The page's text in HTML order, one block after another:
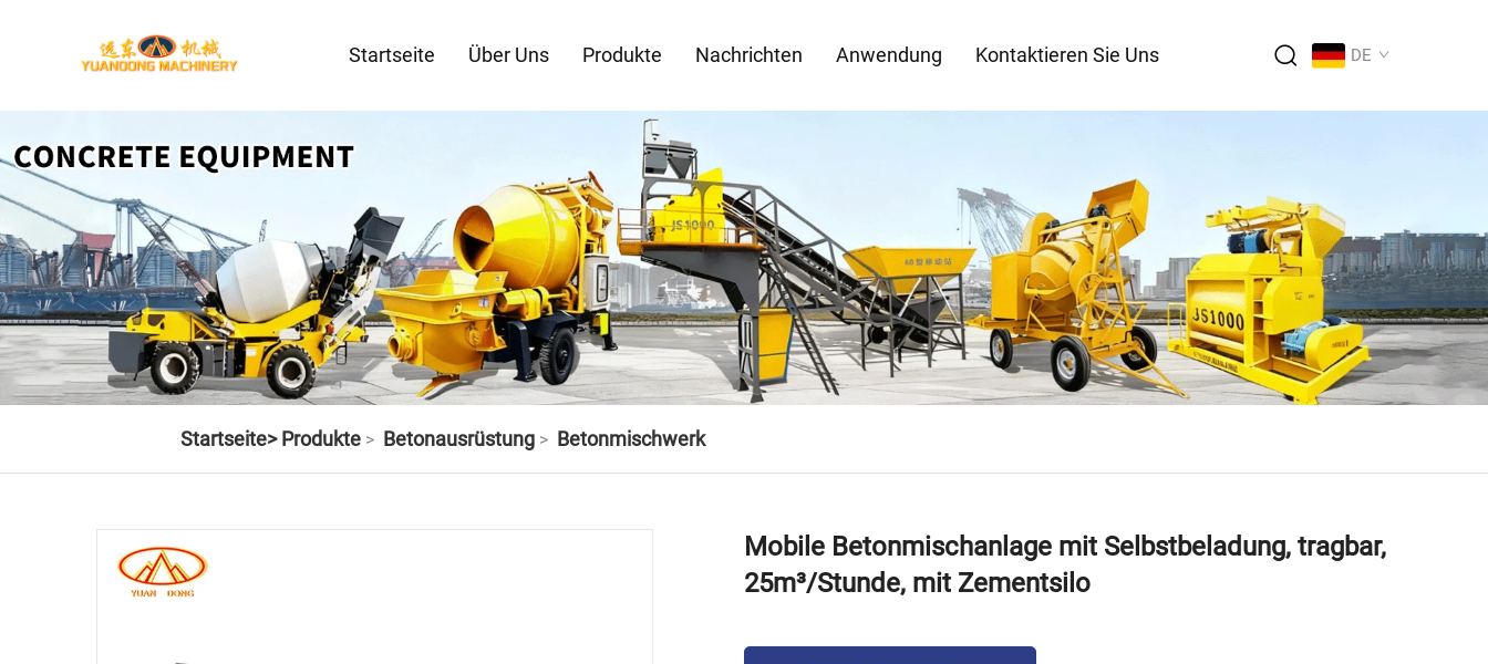
Startseite Über Uns Produkte Nachrichten Anwendung Kontaktieren Sie Uns DE
Startseite> Produkte> Betonausrüstung> Betonmischwerk
Mobile Betonmischanlage mit Selbstbeladung, tragbar,
25m³/Stunde, mit Zementsilo